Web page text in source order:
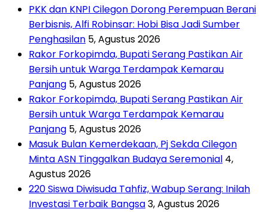
PKK dan KNPI Cilegon Dorong Perempuan Berani
Berbisnis, Alfi Robinsar: Hobi Bisa Jadi Sumber
Penghasilan 5, Agustus 2026
Rakor Forkopimda, Bupati Serang Pastikan Air
Bersih untuk Warga Terdampak Kemarau
Panjang 5, Agustus 2026
Rakor Forkopimda, Bupati Serang Pastikan Air
Bersih untuk Warga Terdampak Kemarau
Panjang 5, Agustus 2026
Masuk Bulan Kemerdekaan, Pj Sekda Cilegon
Minta ASN Tinggalkan Budaya Seremonial 4,
Agustus 2026
220 Siswa Diwisuda Tahfiz, Wabup Serang: Inilah
Investasi Terbaik Bangsa3, Agustus 2026